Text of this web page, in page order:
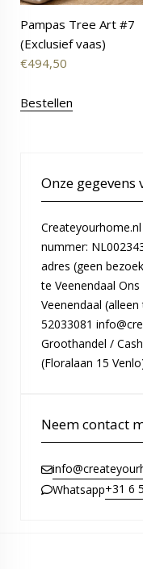
Pampas Tree Art #7
(Exclusief vaas)
€494,50
Bestellen
Onze
nummer:
adres (geen
te Veenendaal
Veenendaal
52033081
Groothandel /
(Floralaan 15
Neem contact
Whatsapp+31 6